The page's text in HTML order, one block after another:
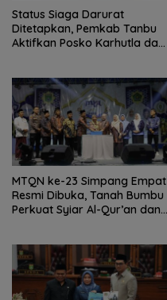
Status Siaga Darurat
Ditetapkan, Pemkab Tanbu
Aktifkan Posko Karhutla dan
MTQN ke-23 Simpang Empat
Resmi Dibuka, Tanah Bumbu
Perkuat Syiar Al-Qur’an dan